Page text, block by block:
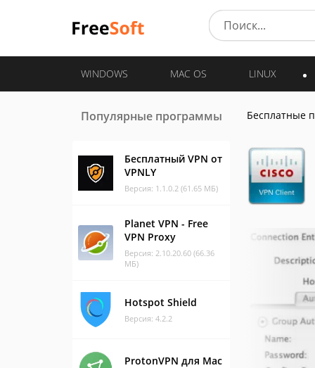
WINDOWS MAC OS LINUX
Популярные программы
Бесплатный VPN от
VPNLY
Версия: 1.1.0.2 (61.65 МБ)
Planet VPN - Free
VPN Proxy
Версия: 2.10.20.60 (66.36
МБ)
Hotspot Shield
Версия: 4.2.2
ProtonVPN для Mac
Бесплатные